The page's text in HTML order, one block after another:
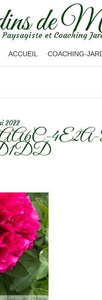
de
et Coaching
ACCUEIL COACHING-
2022
4E2A-